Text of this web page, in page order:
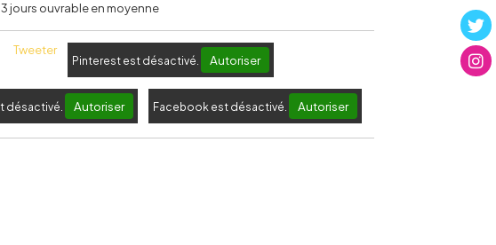
jours ouvrable en moyenne
Tweeter
Pinterest est désactivé. Autoriser
désactivé. Autoriser Facebook est désactivé. Autoriser